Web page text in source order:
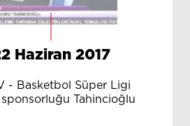
Haziran 2017
- Basketbol Süper Ligi
Tahincioğlu